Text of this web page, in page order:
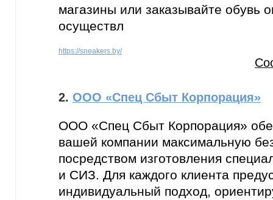
магазины или заказывайте обувь
осуществл
https://sneakers.by/
2. ООО «Спец Сбыт Корпорация»
ООО «Спец Сбыт Корпорация»
вашей компании максимальную
посредством изготовления
и СИЗ. Для каждого клиента
индивидуальный подход,